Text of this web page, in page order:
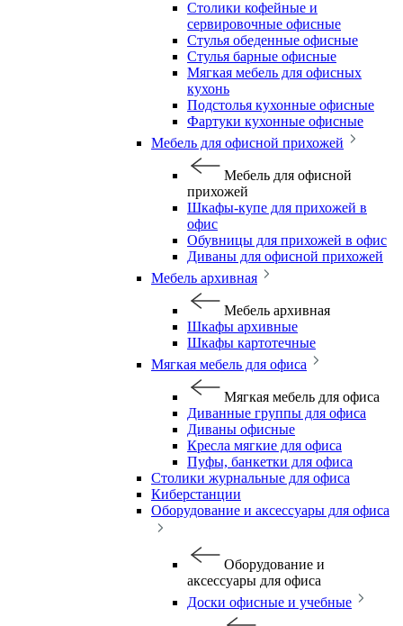
Столики кофейные и
сервировочные офисные
Стулья обеденные офисные
Стулья барные офисные
Мягкая мебель для офисных
кухонь
Подстолья кухонные офисные
Фартуки кухонные офисные
Мебель для офисной прихожей
Мебель для офисной
прихожей
Шкафы-купе для прихожей в
офис
Обувницы для прихожей в офис
Диваны для офисной прихожей
Мебель архивная
Мебель архивная
Шкафы архивные
Шкафы картотечные
Мягкая мебель для офиса
Мягкая мебель для офиса
Диванные группы для офиса
Диваны офисные
Кресла мягкие для офиса
Пуфы, банкетки для офиса
Столики журнальные для офиса
Киберстанции
Оборудование и аксессуары для офиса
Оборудование и
аксессуары для офиса
Доски офисные и учебные